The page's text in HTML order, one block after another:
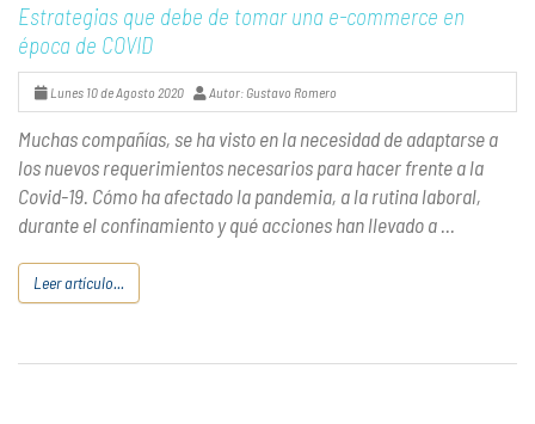
Estrategias que debe de tomar una e-commerce en
época de COVID
Lunes 10 de Agosto 2020 Autor: Gustavo Romero
Muchas compañías, se ha visto en la necesidad de adaptarse a
los nuevos requerimientos necesarios para hacer frente a la
Covid-19. Cómo ha afectado la pandemia, a la rutina laboral,
durante el confinamiento y qué acciones han llevado a ...
Leer artículo...